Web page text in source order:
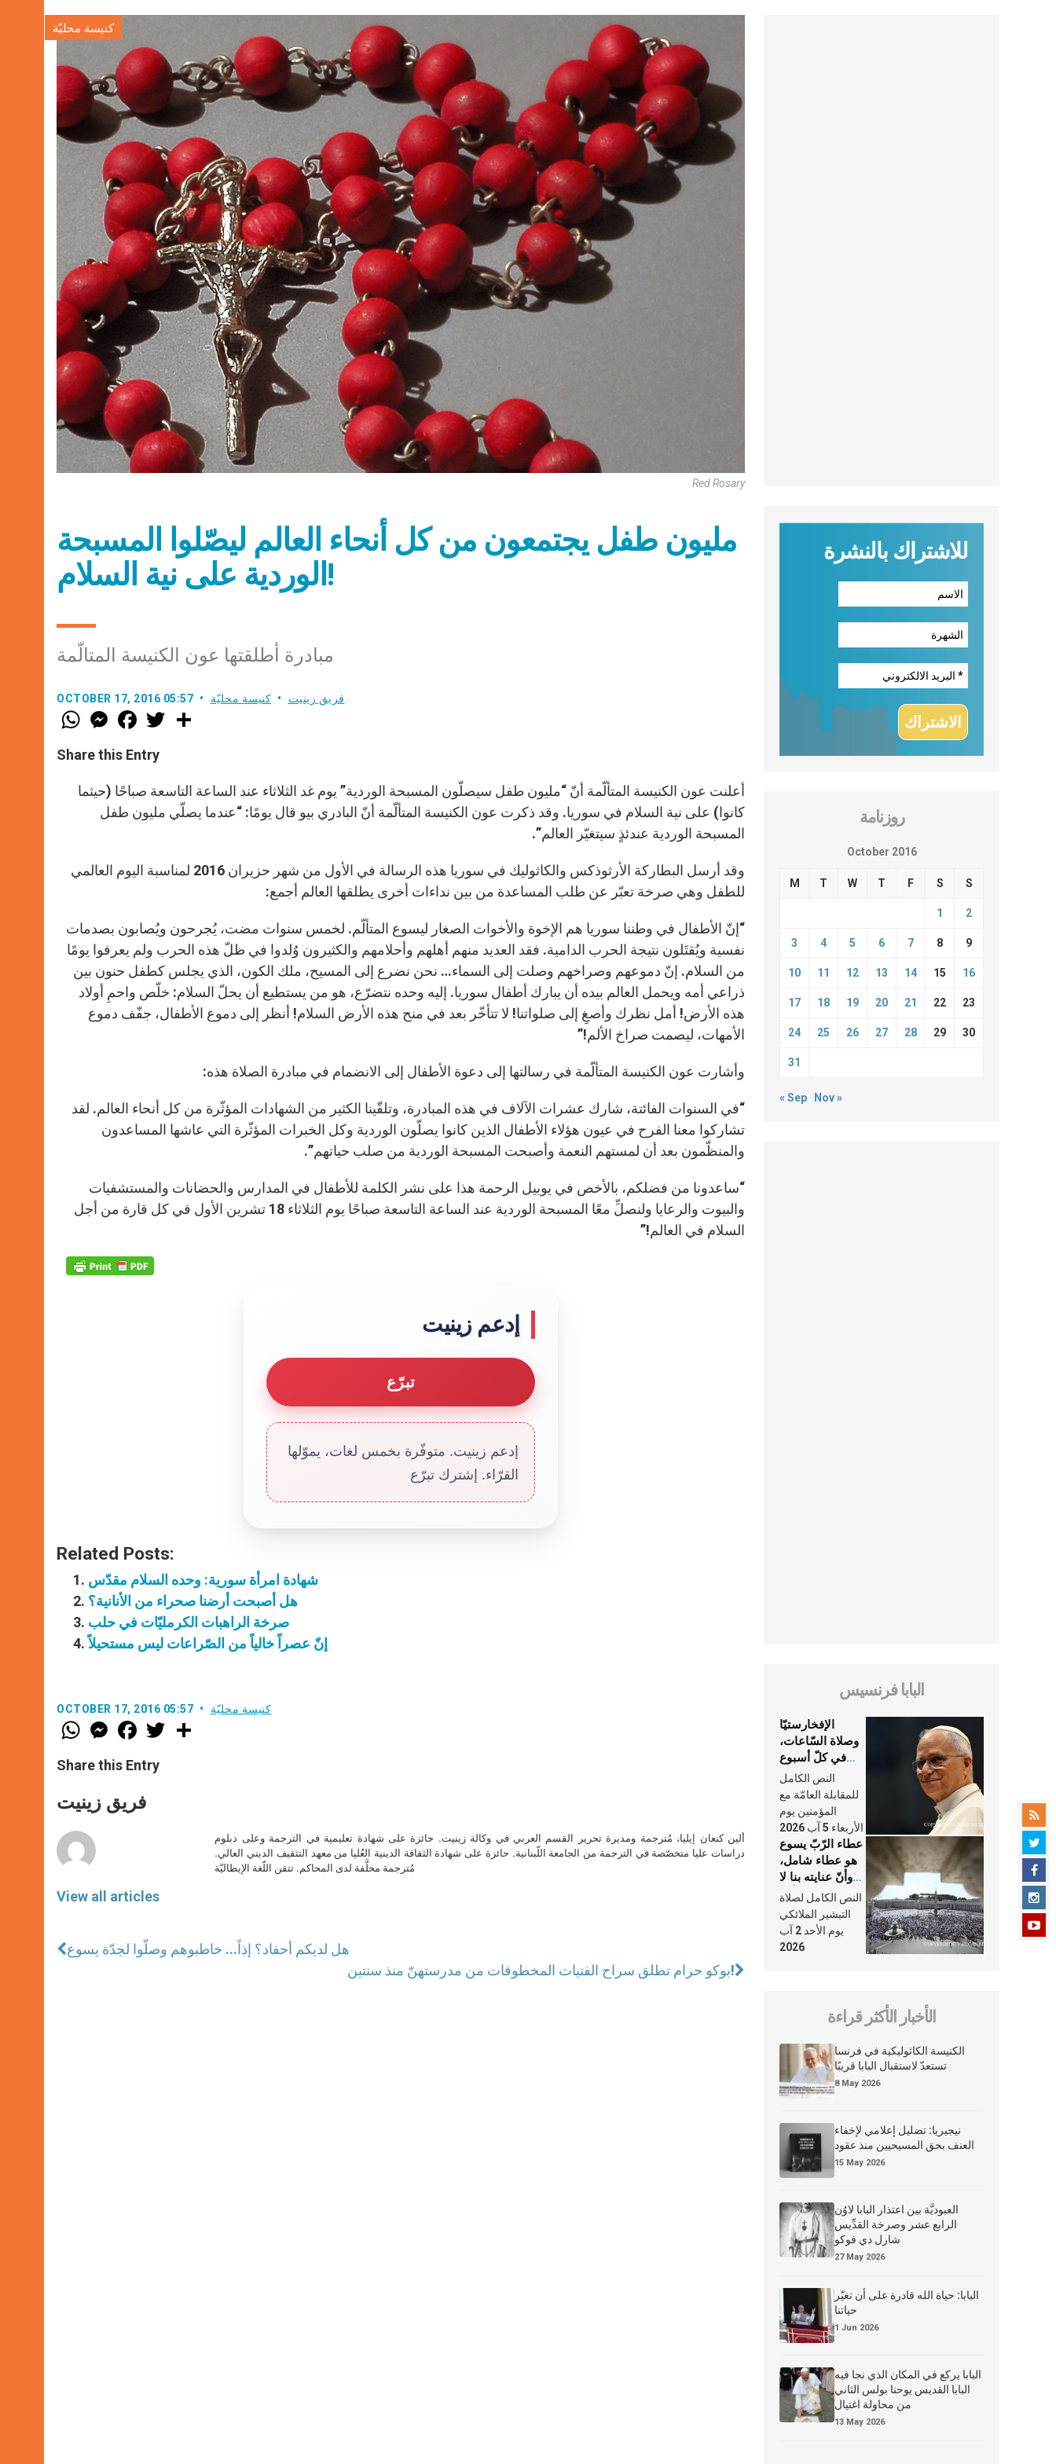
كنيسة محليّة
Red Rosary
مليون طفل يجتمعون من كل أنحاء العالم ليصّلوا المسبحة
الوردية على نية السلام!
مبادرة أطلقتها عون الكنيسة المتالّمة
OCTOBER 17, 2016 05:57 فريق زينيت كنيسة محليّة
W
h
t
s
p
p
M
e
s
e
g
e
r
F
a
e
b
o
k
w
r
Share this Entry
أعلنت عون الكنيسة المتألّمة أنّ “مليون طفل سيصلّون المسبحة الوردية” يوم غد الثلاثاء عند الساعة التاسعة صباحًا (حيثما
كانوا) على نية السلام في سوريا. وقد ذكرت عون الكنيسة المتألّمة أنّ البادري بيو قال يومًا: “عندما يصلّي مليون طفل
المسبحة الوردية عندئذٍ سيتغيّر العالم”.
وقد أرسل البطاركة الأرثوذكس والكاثوليك في سوريا هذه الرسالة في الأول من شهر حزيران 2016 لمناسبة اليوم العالمي
للطفل وهي صرخة تعبّر عن طلب المساعدة من بين نداءات أخرى يطلقها العالم أجمع:
“إنّ الأطفال في وطننا سوريا هم الإخوة والأخوات الصغار ليسوع المتألّم. لخمس سنوات مضت، يُجرحون ويُصابون بصدمات
نفسية ويُقتَلون نتيجة الحرب الدامية. فقد العديد منهم أهلهم وأحلامهم والكثيرون وُلدوا في ظلّ هذه الحرب ولم يعرفوا يومًا
من السلام. إنّ دموعهم وصراخهم وصلت إلى السماء… نحن نضرع إلى المسيح، ملك الكون، الذي يجلس كطفل حنون بين
ذراعي أمه ويحمل العالم بيده أن يبارك أطفال سوريا. إليه وحده نتضرّع، هو من يستطيع أن يحلّ السلام: خلّص واحمِ أولاد
هذه الأرض! أمل نظرك وأصغِ إلى صلواتنا! لا تتأخّر بعد في منح هذه الأرض السلام! أنظر إلى دموع الأطفال، جفّف دموع
الأمهات، ليصمت صراخ الألم!”
وأشارت عون الكنيسة المتألّمة في رسالتها إلى دعوة الأطفال إلى الانضمام في مبادرة الصلاة هذه:
“في السنوات الفائتة، شارك عشرات الآلاف في هذه المبادرة، وتلقّينا الكثير من الشهادات المؤثّرة من كل أنحاء العالم. لقد
تشاركوا معنا الفرح في عيون هؤلاء الأطفال الذين كانوا يصلّون الوردية وكل الخبرات المؤثّرة التي عاشها المساعدون
والمنظّمون بعد أن لمستهم النعمة وأصبحت المسبحة الوردية من صلب حياتهم”.
“ساعدونا من فضلكم، بالأخص في يوبيل الرحمة هذا على نشر الكلمة للأطفال في المدارس والحضانات والمستشفيات
والبيوت والرعايا ولنصلِّ معًا المسبحة الوردية عند الساعة التاسعة صباحًا يوم الثلاثاء 18 تشرين الأول في كل قارة من أجل
السلام في العالم!”
إدعم زينيت
تبرّع
إدعم زينيت. متوفّرة بخمس لغات، يموّلها
القرّاء. إشترك تبرّع
Related Posts:
شهادة امرأة سورية: وحده السلام مقدّس
هل أصبحت أرضنا صحراء من الأنانية؟
صرخة الراهبات الكرمليّات في حلب
إنّ عصراً خالياً من الصّراعات ليس مستحيلاً
OCTOBER 17, 2016 05:57 كنيسة محليّة
W
h
t
s
p
p
M
e
s
e
g
e
F
a
e
b
o
k
w
Share this Entry
فريق زينيت
View all articles
ألين كنعان إيليا، مُترجمة ومديرة تحرير القسم العربي في وكالة زينيت. حائزة على شهادة تعليمية في الترجمة وعلى دبلوم
دراسات عليا متخصّصة في الترجمة من الجامعة اللّبنانية. حائزة على شهادة الثقافة الدينية العُليا من معهد التثقيف الديني العالي.
مُترجمة محلَّفة لدى المحاكم. تتقن اللّغة الإيطاليّة
هل لديكم أحفاد؟ إذاً... خاطبوهم وصلّوا لجدّة يسوع
بوكو حرام تطلق سراح الفتيات المخطوفات من مدرستهنّ منذ سنتين!
للاشتراك بالنشرة
روزنامة
October 2016
M T W T F S S
1 2
3 4 5 6 7 8 9
10 11 12 13 14 15 16
17 18 19 20 21 22 23
24 25 26 27 28 29 30
31
« Sep Nov »
البابا فرنسيس
الإفخارستيّا
وصلاة السّاعات،
في كلّ أسبوع
وكلّ يوم، هما
النَّفَس في حياة
الكنيسة
النص الكامل
للمقابلة العامّة مع
المؤمنين يوم
الأربعاء 5 آب 2026
عطاء الرّبّ يسوع
هو عطاء شامل،
وأنّ عنايته بنا لا
تغيب عنّا أبدًا
النص الكامل لصلاة
التبشير الملائكي
يوم الأحد 2 آب
2026
الأخبار الأكثر قراءة
الكنيسة الكاثوليكية في فرنسا
تستعدّ لاستقبال البابا قريبًا
8 May 2026
نيجيريا: تضليل إعلامي لإخفاء
العنف بحق المسيحيين منذ عقود
15 May 2026
العبوديَّة بين اعتذار البابا لاوُن
الرابع عشر وصرخة القدِّيس
شارل دي فوكو
27 May 2026
البابا: حياة الله قادرة على أن تغيّر
حياتنا
1 Jun 2026
البابا يركع في المكان الذي نجا فيه
البابا القديس يوحنا بولس الثاني
من محاولة اغتيال
13 May 2026